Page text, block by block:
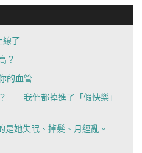
線了
？
的血管
——我們都掉進了「假快樂」
她失眠、掉髮、月經亂。